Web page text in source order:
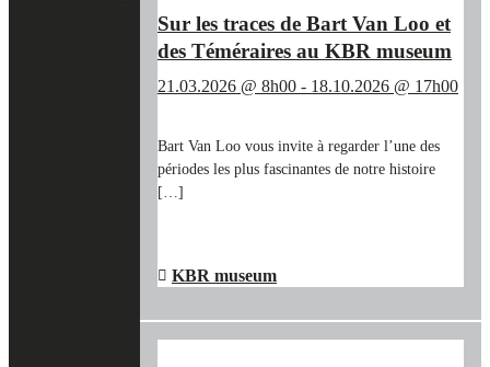
Sur les traces de Bart Van Loo et
des Téméraires au KBR museum
21.03.2026 @ 8h00 - 18.10.2026 @ 17h00
Bart Van Loo vous invite à regarder l’une des
périodes les plus fascinantes de notre histoire
[…]
BART
VAN
KBR museum